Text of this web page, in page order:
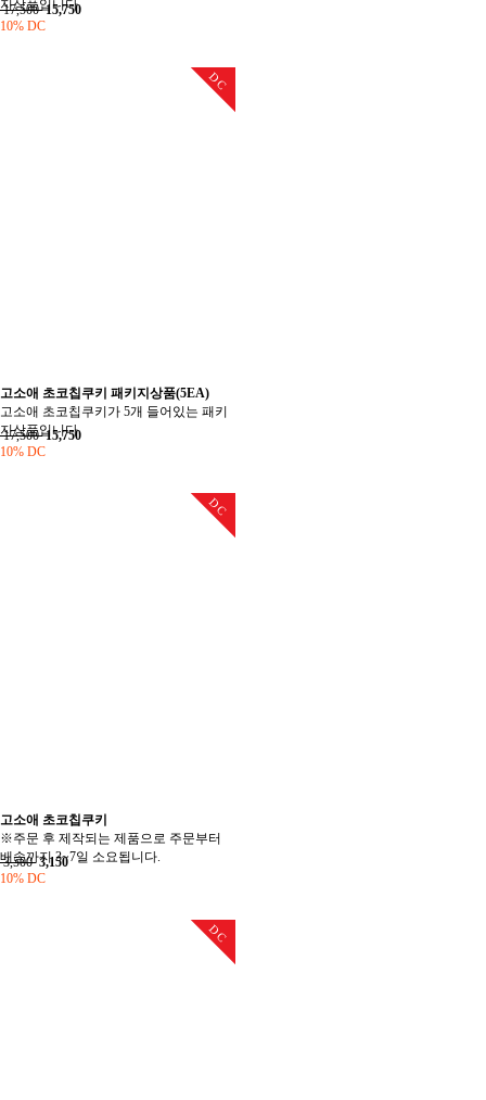
지상품입니다.
17,500 15,750
10% DC
DC
고소애 초코칩쿠키 패키지상품(5EA)
고소애 초코칩쿠키가 5개 들어있는 패키
지상품입니다.
17,500 15,750
10% DC
DC
고소애 초코칩쿠키
※주문 후 제작되는 제품으로 주문부터
배송까지 3~7일 소요됩니다.
3,500 3,150
10% DC
DC